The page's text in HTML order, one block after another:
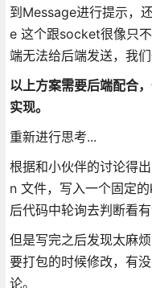
到Message进行提示，
e 这个跟socket很像只
端无法给后端发送，我
以上方案需要后端配合
实现。
重新进行思考...
根据和小伙伴的讨论得
n 文件，写入一个固定
后代码中轮询去判断看
但是写完之后发现太麻
要打包的时候修改，有
论。